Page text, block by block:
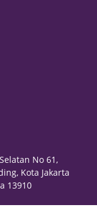
No 61,
Kota Jakarta
13910